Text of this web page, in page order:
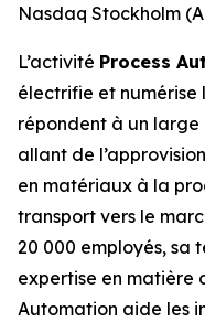
Nasdaq Stockholm
L’activité Process
électrifie et numérise
répondent à un large
allant de
en matériaux à la
transport vers le
20 000 employés, sa
expertise en matière
Automation aide les